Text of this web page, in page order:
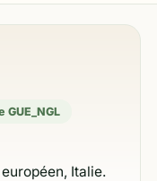
GUE_NGL
Italie.